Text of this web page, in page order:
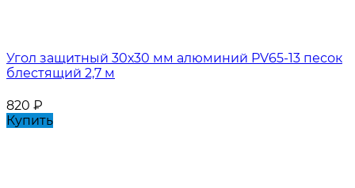
Угол защитный 30х30 мм алюминий PV65-13 песок
блестящий 2,7 м
820 ₽
Купить